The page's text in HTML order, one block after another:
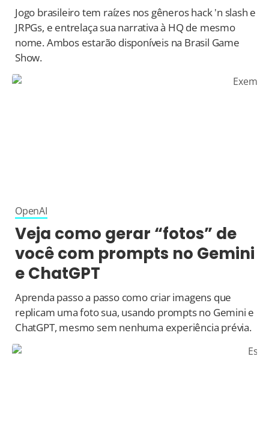
Jogo brasileiro tem raízes nos gêneros hack 'n slash e
JRPGs, e entrelaça sua narrativa à HQ de mesmo
nome. Ambos estarão disponíveis na Brasil Game
Show.
OpenAI
Veja como gerar “fotos” de
você com prompts no Gemini
e ChatGPT
Aprenda passo a passo como criar imagens que
replicam uma foto sua, usando prompts no Gemini e
ChatGPT, mesmo sem nenhuma experiência prévia.